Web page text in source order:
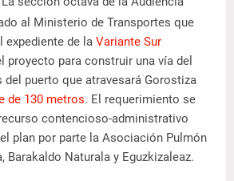
al Ministerio de Transportes que
expediente de la Variante Sur
proyecto para construir una vía del
del puerto que atravesará Gorostiza
de 130 metros. El requerimiento se
contencioso-administrativo
plan por parte la Asociación Pulmón
Barakaldo Naturala y Eguzkizaleaz.